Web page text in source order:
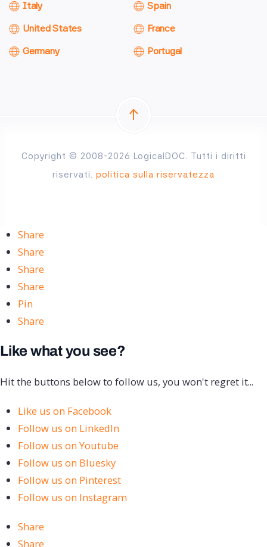
Italy
United States
Germany
Spain
France
Portugal
Copyright © 2008-2026 LogicalDOC. Tutti i diritti
riservati. politica sulla riservatezza
Share
Share
Share
Share
Pin
Share
Like what you see?
Hit the buttons below to follow us, you won't regret it...
Like us on Facebook
Follow us on LinkedIn
Follow us on Youtube
Follow us on Bluesky
Follow us on Pinterest
Follow us on Instagram
Share
Share